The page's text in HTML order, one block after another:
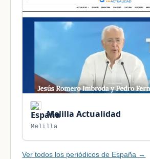
Melilla Actualidad
Melilla
Ver todos los periódicos de España →